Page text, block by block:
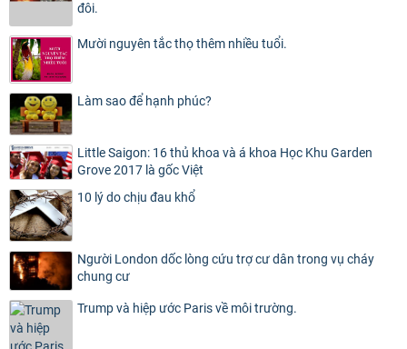
đôi.
Mười nguyên tắc thọ thêm nhiều tuổi.
Làm sao để hạnh phúc?
Little Saigon: 16 thủ khoa và á khoa Học Khu Garden
Grove 2017 là gốc Việt
10 lý do chịu đau khổ
Người London dốc lòng cứu trợ cư dân trong vụ cháy
chung cư
Trump và hiệp ước Paris về môi trường.